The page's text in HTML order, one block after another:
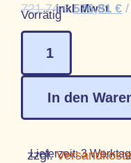
inkl. MwSt.
721,74€ 576,81€ /
Vorrätig
In den
Lieferzeit:3
zzgl.